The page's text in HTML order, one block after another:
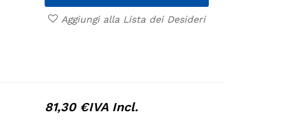
Aggiungi alla Lista dei Desideri
81,30 €IVA Incl.